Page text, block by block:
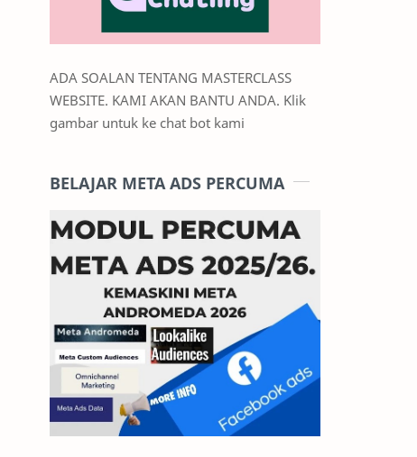
ADA SOALAN TENTANG MASTERCLASS
WEBSITE. KAMI AKAN BANTU ANDA. Klik
gambar untuk ke chat bot kami
BELAJAR META ADS PERCUMA